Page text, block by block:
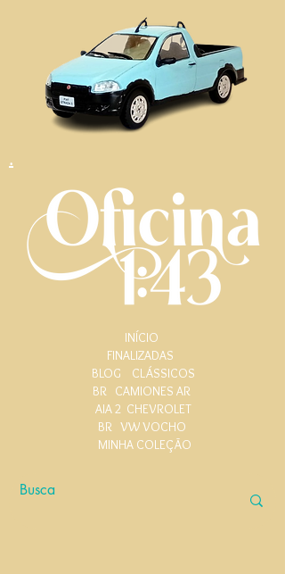
.
INÍCIO
FINALIZADAS
BLOG
CLÁSSICOS
BR CAMIONES AR
AIA 2 CHEVROLET
BR VW VOCHO
MINHA COLEÇÃO